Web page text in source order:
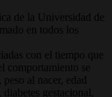
de la Universidad de
en todos los
con el tiempo que
comportamiento se
al nacer, edad
gestacional,